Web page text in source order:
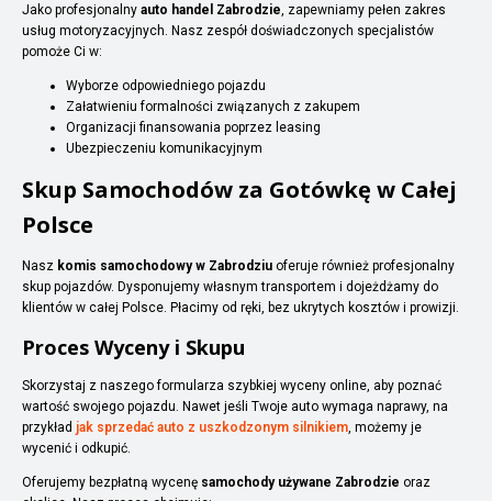
Jako profesjonalny auto handel Zabrodzie, zapewniamy pełen zakres
usług motoryzacyjnych. Nasz zespół doświadczonych specjalistów
pomoże Ci w:
Wyborze odpowiedniego pojazdu
Załatwieniu formalności związanych z zakupem
Organizacji finansowania poprzez leasing
Ubezpieczeniu komunikacyjnym
Skup Samochodów za Gotówkę w Całej
Polsce
Nasz komis samochodowy w Zabrodziu oferuje również profesjonalny
skup pojazdów. Dysponujemy własnym transportem i dojeżdżamy do
klientów w całej Polsce. Płacimy od ręki, bez ukrytych kosztów i prowizji.
Proces Wyceny i Skupu
Skorzystaj z naszego formularza szybkiej wyceny online, aby poznać
wartość swojego pojazdu. Nawet jeśli Twoje auto wymaga naprawy, na
przykład jak sprzedać auto z uszkodzonym silnikiem, możemy je
wycenić i odkupić.
Oferujemy bezpłatną wycenę samochody używane Zabrodzie oraz